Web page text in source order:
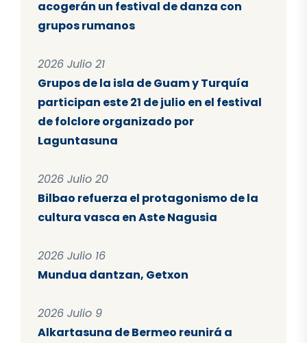
acogerán un festival de danza con
grupos rumanos
2026 Julio 21
Grupos de la isla de Guam y Turquía
participan este 21 de julio en el festival
de folclore organizado por
Laguntasuna
2026 Julio 20
Bilbao refuerza el protagonismo de la
cultura vasca en Aste Nagusia
2026 Julio 16
Mundua dantzan, Getxon
2026 Julio 9
Alkartasuna de Bermeo reunirá a